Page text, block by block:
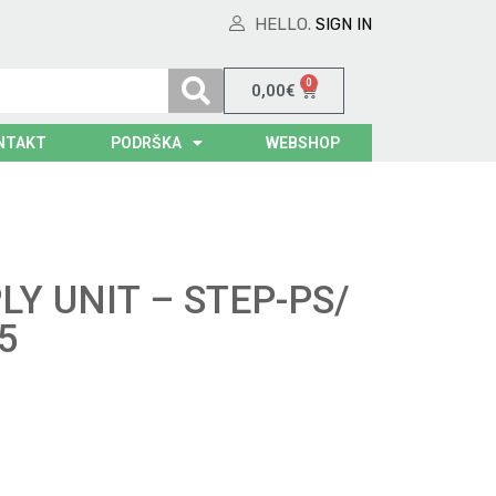
HELLO. SIGN IN
0,00€ 0
PODRŠKA WEBSHOP
UNIT – STEP-PS/